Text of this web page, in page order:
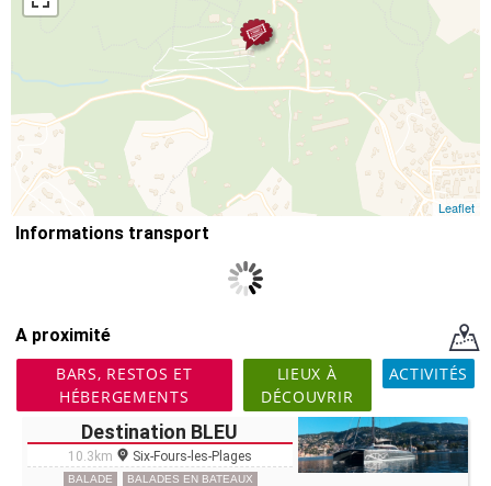
Leaflet
Informations transport
A proximité
BARS, RESTOS ET
HÉBERGEMENTS
LIEUX À
DÉCOUVRIR
ACTIVITÉS
Destination BLEU
10.3km Six-Fours-les-Plages
BALADE
BALADES EN BATEAUX